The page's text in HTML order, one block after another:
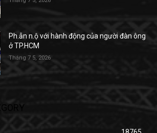
Ph.ẫn n.ộ với hành động của người đàn ông
ở TP.HCM
Tháng 7 5, 2026